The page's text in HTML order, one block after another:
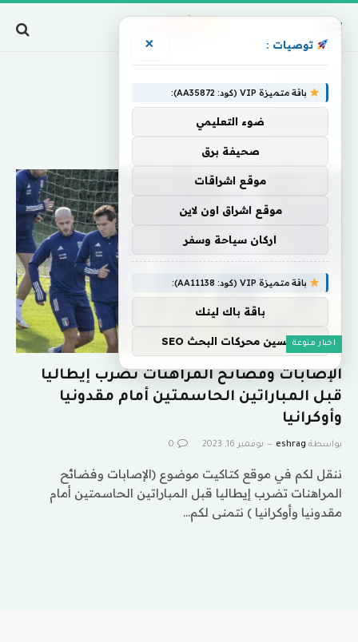
اخبار منوعة
الإصابات وفضائح المراهنات تضرب إيطاليا
قبل المباراتين الحاسمتين أمام مقدونيا
وأوكرانيا
بواسطة eshrag نوفمبر 16, 2023 0
ننقل لكم في موقع كتاكيت موضوع (الإصابات وفضائح
المراهنات تضرب إيطاليا قبل المباراتين الحاسمتين أمام
مقدونيا وأوكرانيا ) نتمنى لكم…
توصيات : ×
باقة متميزة VIP (كود: AA35872):
ضوء التعليمي
صحيفة برق
موقع اشراقات
موقع اشراق اون لاين
اركان سياحة وسفر
باقة متميزة VIP (كود: AA11138):
باقة باك لينك
تحسين محركات البحث SEO